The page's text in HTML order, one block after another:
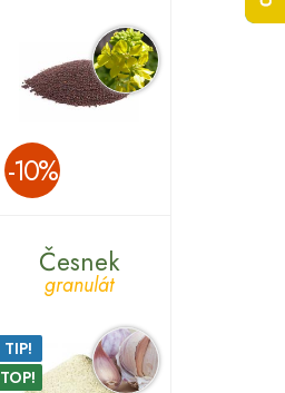
­-10%
Česnek
granulát
TIP!
TOP!